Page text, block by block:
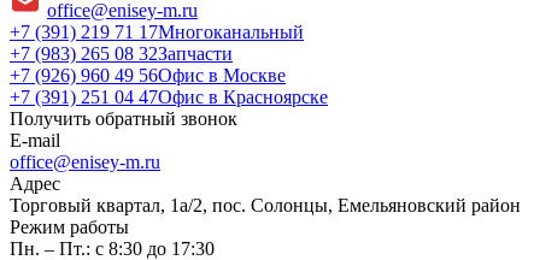
office@enisey-m.ru
+7 (391) 219 71 17Многоканальный
+7 (983) 265 08 32Запчасти
+7 (926) 960 49 56Офис в Москве
+7 (391) 251 04 47Офис в Красноярске
Получить обратный звонок
E-mail
office@enisey-m.ru
Адрес
​Торговый квартал, 1а/2, пос. Солонцы, Емельяновский район
Режим работы
Пн. – Пт.: с 8:30 до 17:30